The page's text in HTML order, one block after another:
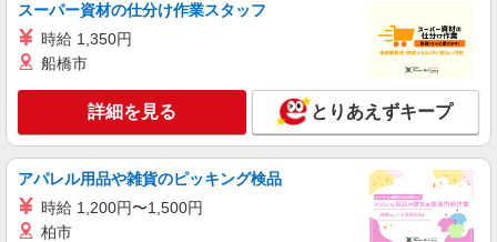
30,000円 ・役職手当：10,000〜70,000円 ・処遇改
善手当：20,000〜60,000円（勤続年数、保有資格
により変動） ・固定残業手当：20,000円（10時
間） ※固定残業時間を超過する場合には超過勤務
手当として別途支給 ・夜勤手当：10,000円/1回
（上記給与とは別に支給） 下記資格をお持ちの方
歓迎 ・認知症介護基礎研修 ・初任者研修 ・実務
者研修 ・介護福祉士 など
東京都国立市
（株）ウィルオブ・ワークCW 立川支店/ms130501
時給1800円 ◆前払い・日払い・週払いOK
スーパー資材の仕分け作業スタッフ
時給 1,350円
船橋市
詳細を見る とりあえずキープ
アパレル用品や雑貨のピッキング検品
時給 1,200円〜1,500円
柏市